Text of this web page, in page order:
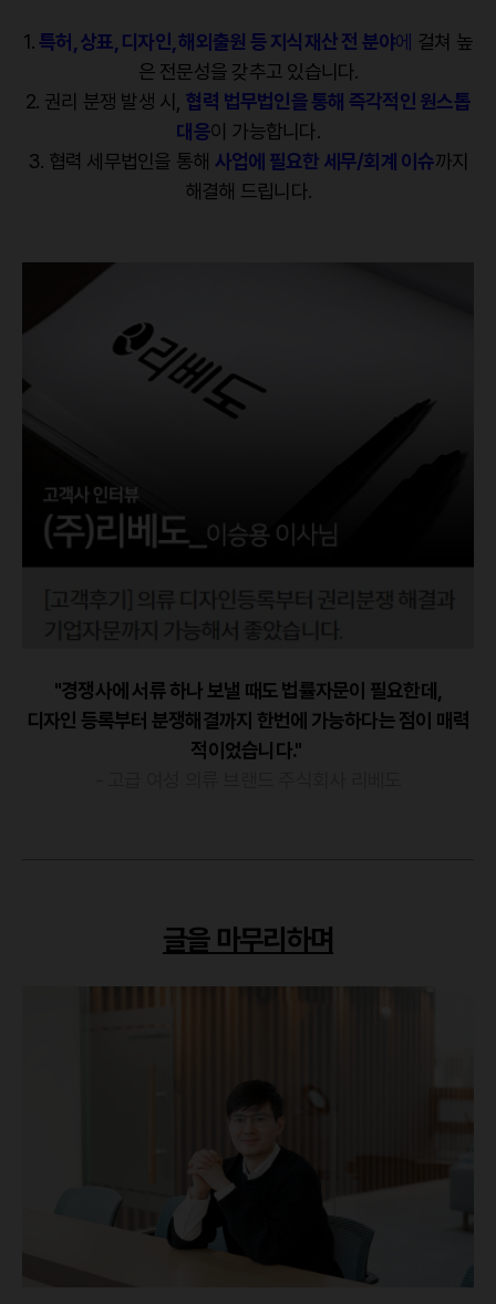
1.특허, 상표, 디자인, 해외출원 등 지식재산 전 분야에 걸쳐 높
은 전문성을 갖추고 있습니다.
2. 권리 분쟁 발생 시, 협력 법무법인을 통해 즉각적인 원스톱
대응이 가능합니다.
3. 협력 세무법인을 통해 사업에 필요한 세무/회계 이슈까지
해결해 드립니다.
"경쟁사에 서류 하나 보낼 때도 법률자문이 필요한데,
디자인 등록부터 분쟁해결까지 한번에 가능하다는 점이 매력
적이었습니다."
글을 마무리하며